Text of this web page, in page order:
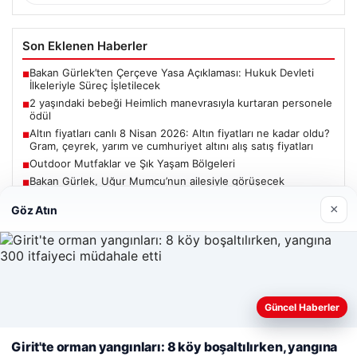
Son Eklenen Haberler
■Bakan Gürlek’ten Çerçeve Yasa Açıklaması: Hukuk Devleti
İlkeleriyle Süreç İşletilecek
■2 yaşındaki bebeği Heimlich manevrasıyla kurtaran personele
ödül
■Altın fiyatları canlı 8 Nisan 2026: Altın fiyatları ne kadar oldu?
Gram, çeyrek, yarım ve cumhuriyet altını alış satış fiyatları
■Outdoor Mutfaklar ve Şık Yaşam Bölgeleri
■Bakan Gürlek, Uğur Mumcu’nun ailesiyle görüşecek
Güncel
Bakan Gürlek’ten Çerçeve Yasa Açıklaması: Hukuk Devleti
Web sitemizi nasıl kullandığınızı daha iyi anlayabilmek,
kullanıyoruz.Çerez Politikamız
Göz Atın ×
Güncel Haberler
Girit'te orman yangınları: 8 köy boşaltılırken, yangına